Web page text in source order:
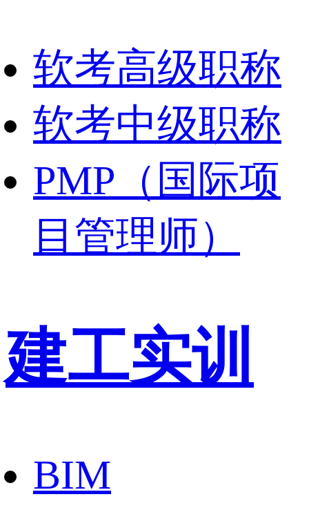
软考高级职称
软考中级职称
PMP（国际项
目管理师）
建工实训
BIM